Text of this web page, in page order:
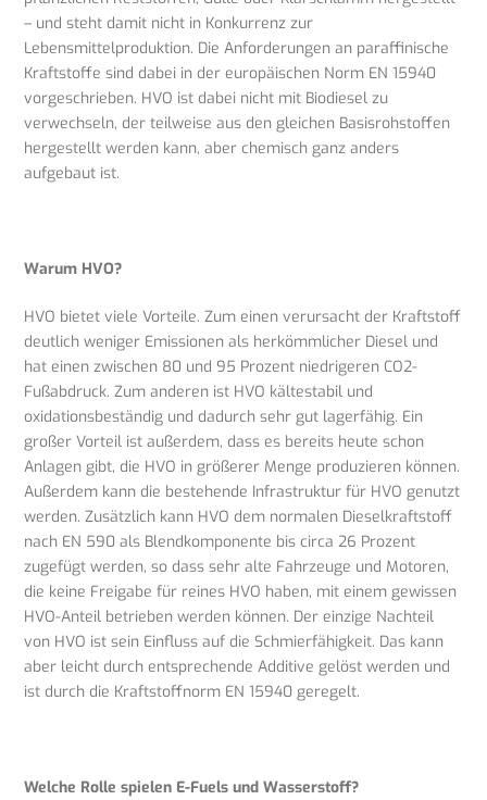
– und steht damit nicht in Konkurrenz zur
Lebensmittelproduktion. Die Anforderungen an paraffinische
Kraftstoffe sind dabei in der europäischen Norm EN 15940
vorgeschrieben. HVO ist dabei nicht mit Biodiesel zu
verwechseln, der teilweise aus den gleichen Basisrohstoffen
hergestellt werden kann, aber chemisch ganz anders
aufgebaut ist.
Warum HVO?
HVO bietet viele Vorteile. Zum einen verursacht der Kraftstoff
deutlich weniger Emissionen als herkömmlicher Diesel und
hat einen zwischen 80 und 95 Prozent niedrigeren CO2-
Fußabdruck. Zum anderen ist HVO kältestabil und
oxidationsbeständig und dadurch sehr gut lagerfähig. Ein
großer Vorteil ist außerdem, dass es bereits heute schon
Anlagen gibt, die HVO in größerer Menge produzieren können.
Außerdem kann die bestehende Infrastruktur für HVO genutzt
werden. Zusätzlich kann HVO dem normalen Dieselkraftstoff
nach EN 590 als Blendkomponente bis circa 26 Prozent
zugefügt werden, so dass sehr alte Fahrzeuge und Motoren,
die keine Freigabe für reines HVO haben, mit einem gewissen
HVO-Anteil betrieben werden können. Der einzige Nachteil
von HVO ist sein Einfluss auf die Schmierfähigkeit. Das kann
aber leicht durch entsprechende Additive gelöst werden und
ist durch die Kraftstoffnorm EN 15940 geregelt.
Welche Rolle spielen E-Fuels und Wasserstoff?